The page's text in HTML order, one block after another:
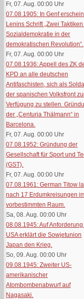
Fr, 07. Aug. 00:00 Uhr
07.08.1905: In Genf
Lenins Schrift „Zwei
Sozialdemokratie in der
demokratischen Revolution“.
Fr, 07. Aug. 00:00 Uhr
07.08.1936: Appell des ZK
KPD an alle deutschen
Antifaschisten, sich als
der spanischen Volksfront
Verfügung zu stellen.
der „Centuria Thälmann“ in
Barcelona.
Fr, 07. Aug. 00:00 Uhr
07.08.1952: Gründung der
Gesellschaft für Sport und
(GST).
Fr, 07. Aug. 00:00 Uhr
07.08.1961: German Titow
nach 17 Erdumkreisungen
vorbestimmten Raum.
Sa, 08. Aug. 00:00 Uhr
08.08.1945: Auf
USA erklärt die Sowjetunion
Japan den Krieg.
So, 09. Aug. 00:00 Uhr
09.08.1945: Zweiter US-
amerikanischer
Atombombenabwurf auf
Nagasaki.